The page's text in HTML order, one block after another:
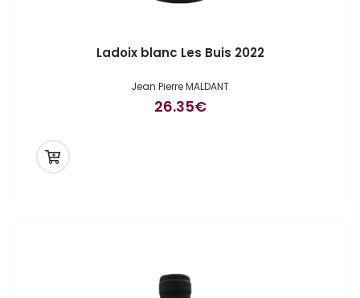
Ladoix blanc Les Buis 2022
Jean Pierre MALDANT
26.35€